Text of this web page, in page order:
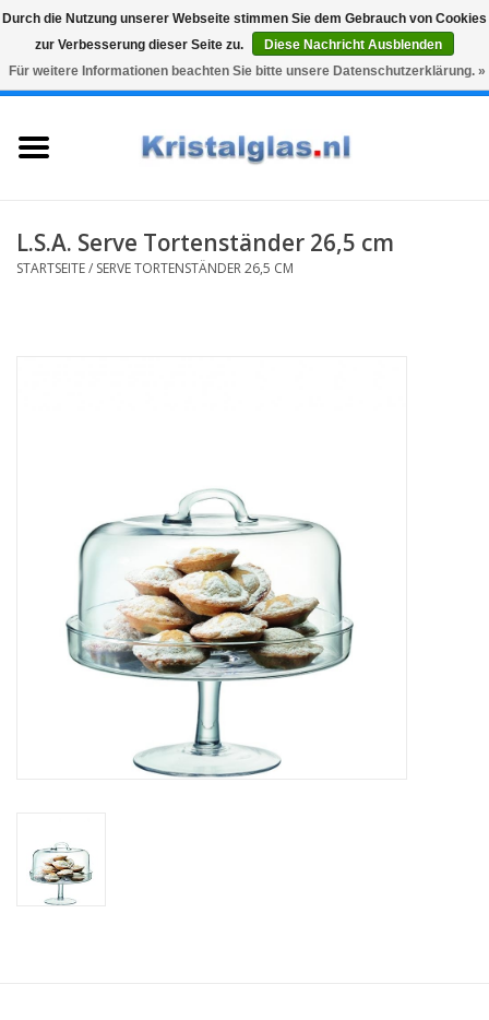
Snelle levering
Graveren
0 Artikel - €0,00
Karaffen
Bar & Wein
L.S.A. Serve Tortenständer 26,5 cm
STARTSEITE/ SERVE TORTENSTÄNDER 26,5 CM
Durch die Nutzung unserer Webseite stimmen Sie dem Gebrauch von Cookies
zur Verbesserung dieser Seite zu.
Diese Nachricht Ausblenden
Für weitere Informationen beachten Sie bitte unsere Datenschutzerklärung. »